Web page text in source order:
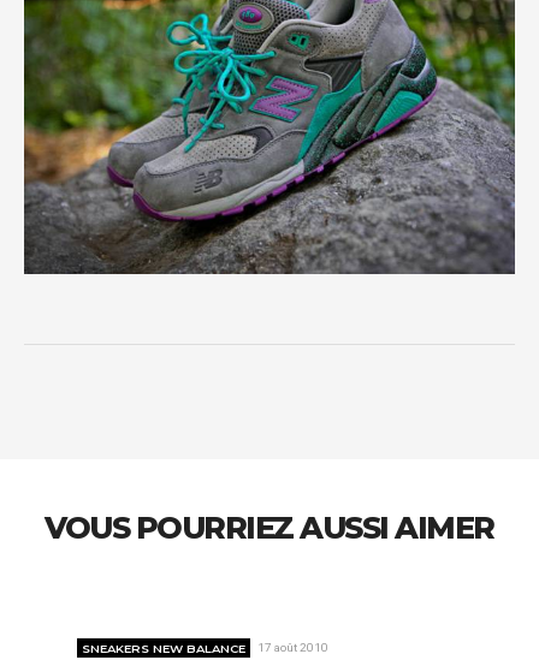
VOUS POURRIEZ AUSSI AIMER
SNEAKERS NEW BALANCE 17 août 2010